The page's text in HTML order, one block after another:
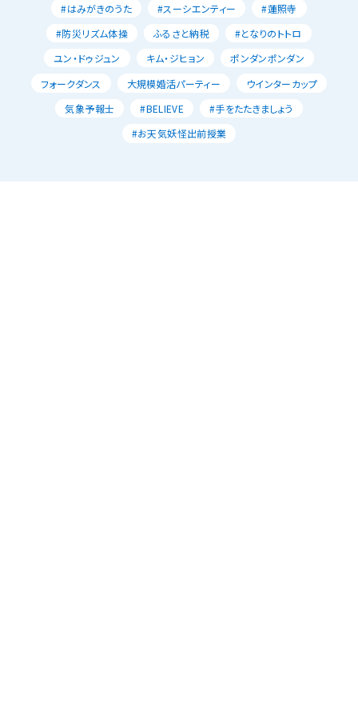
#はみがきのうた
#スーシエンティー
#蓮照寺
#防災リズム体操
ふるさと納税
#となりのトトロ
ユン・ドゥジュン
キム・ジヒョン
ポンダンポンダン
フォークダンス
大規模婚活パーティー
ウインターカップ
気象予報士
#BELIEVE
#手をたたきましょう
#お天気妖怪出前授業